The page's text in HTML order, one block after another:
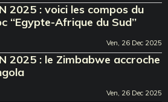
2025 : voici les compos du
‘‘Egypte-Afrique du Sud’’
Ven, 26 Dec 2025
2025 : le Zimbabwe accroche
Ven, 26 Dec 2025